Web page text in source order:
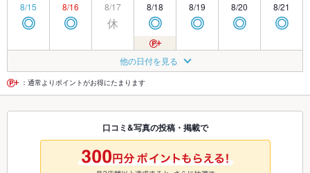
8/15
◎
8/16
◎
8/17
休
8/18
◎
8/19
◎
8/20
◎
8/21
◎
◎ ◎
8/24
休
8/25
◎
8/26
◎ ◎ ◎
8/29 8/30 8/31
休
9/1
◎
9/2
◎
9/3 9/4
9/7 9/8 9/9 9/10
他の日付を見る
：通常よりポイントがお得にたまります
口コミ&写真の投稿・掲載で